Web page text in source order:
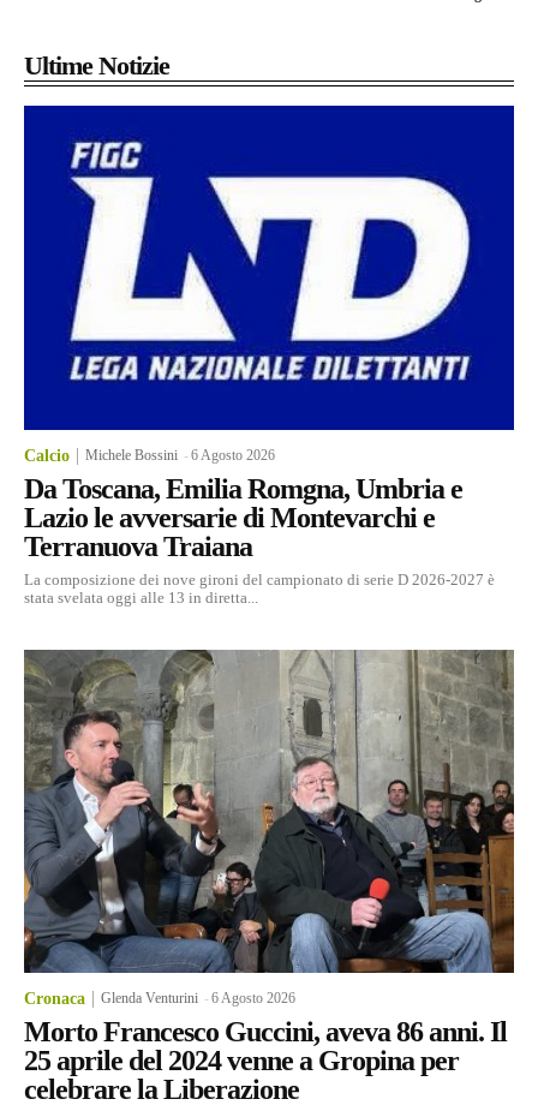
Ultime Notizie
Calcio Michele Bossini -6 Agosto 2026
Da Toscana, Emilia Romgna, Umbria e
Lazio le avversarie di Montevarchi e
Terranuova Traiana
La composizione dei nove gironi del campionato di serie D 2026-2027 è
stata svelata oggi alle 13 in diretta...
Cronaca Glenda Venturini -6 Agosto 2026
Morto Francesco Guccini, aveva 86 anni. Il
25 aprile del 2024 venne a Gropina per
celebrare la Liberazione